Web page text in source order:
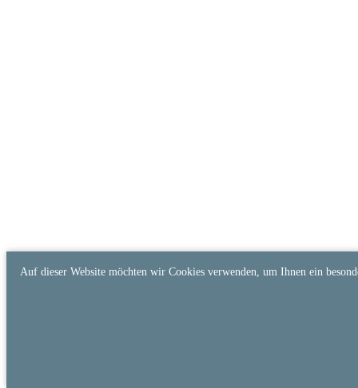
Auf dieser Website möchten wir Cookies verwenden, um Ihnen ein